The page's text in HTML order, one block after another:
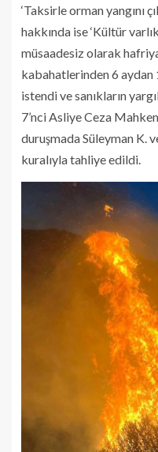
‘Taksirle orman yangını
hakkında ise ‘Kültür
müsaadesiz olarak
kabahatlerinden 6 aydan
istendi ve sanıkların
7’nci Asliye Ceza
duruşmada Süleyman K.
kuralıyla tahliye edildi.